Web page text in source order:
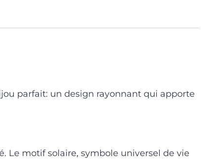
parfait: un design rayonnant qui apporte
Le motif solaire, symbole universel de vie